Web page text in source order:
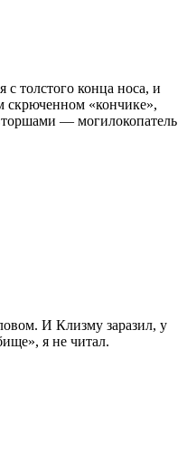
толстого конца носа, и
скрюченном «кончике»,
— могилокопатель
И Клизму заразил, у
я не читал.